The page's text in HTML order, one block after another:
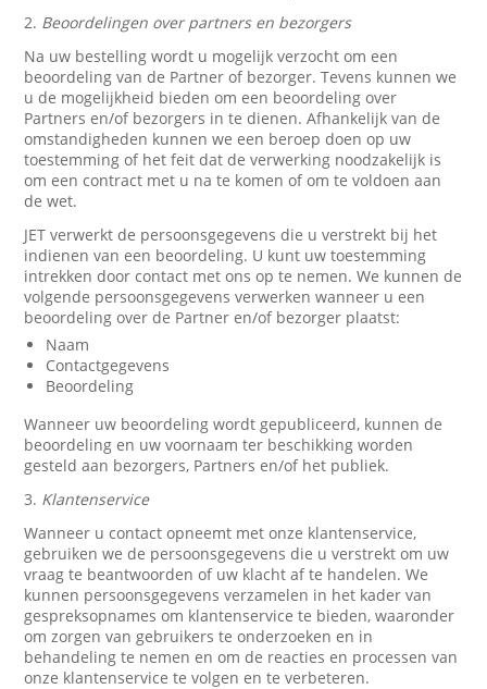
2. Beoordelingen over partners en bezorgers
Na uw bestelling wordt u mogelijk verzocht om een
beoordeling van de Partner of bezorger. Tevens kunnen we
u de mogelijkheid bieden om een beoordeling over
Partners en/of bezorgers in te dienen. Afhankelijk van de
omstandigheden kunnen we een beroep doen op uw
toestemming of het feit dat de verwerking noodzakelijk is
om een contract met u na te komen of om te voldoen aan
de wet.
JET verwerkt de persoonsgegevens die u verstrekt bij het
indienen van een beoordeling. U kunt uw toestemming
intrekken door contact met ons op te nemen. We kunnen de
volgende persoonsgegevens verwerken wanneer u een
beoordeling over de Partner en/of bezorger plaatst:
Naam
Contactgegevens
Beoordeling
Wanneer uw beoordeling wordt gepubliceerd, kunnen de
beoordeling en uw voornaam ter beschikking worden
gesteld aan bezorgers, Partners en/of het publiek.
3. Klantenservice
Wanneer u contact opneemt met onze klantenservice,
gebruiken we de persoonsgegevens die u verstrekt om uw
vraag te beantwoorden of uw klacht af te handelen. We
kunnen persoonsgegevens verzamelen in het kader van
gespreksopnames om klantenservice te bieden, waaronder
om zorgen van gebruikers te onderzoeken en in
behandeling te nemen en om de reacties en processen van
onze klantenservice te volgen en te verbeteren.